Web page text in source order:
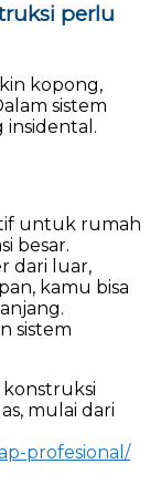
perlu
kopong,
sistem
insidental.
untuk rumah
besar.
dari luar,
kamu bisa
sistem
konstruksi
mulai dari
profesional/